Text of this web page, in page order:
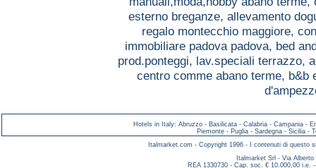
esterno breganze, allevamento
regalo montecchio maggiore,
immobiliare padova padova, bed
prod.ponteggi, lav.speciali terrazzo,
centro comme abano terme, b&b
Hotels in Italy: Abruzzo - Basilicata - Calabria - Campania -
Piemonte- Puglia- Sardegna- Sicilia-
Italmarket.com - Copyright 1996 - I contenuti di questo
Italmarket Srl - Via
REA 1330730 - Cap. soc. € 10.000,00 i.e.